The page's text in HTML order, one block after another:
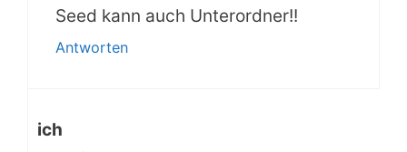
Seed kann auch Unterordner!!
Antworten
ich